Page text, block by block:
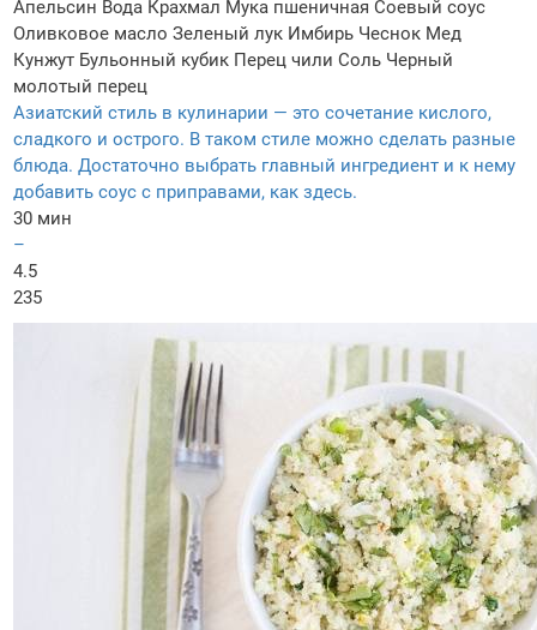
Апельсин Вода Крахмал Мука пшеничная Соевый соус
Оливковое масло Зеленый лук Имбирь Чеснок Мед
Кунжут Бульонный кубик Перец чили Соль Черный
молотый перец
Азиатский стиль в кулинарии — это сочетание кислого,
сладкого и острого. В таком стиле можно сделать разные
блюда. Достаточно выбрать главный ингредиент и к нему
добавить соус с приправами, как здесь.
30 мин
–
4.5
235